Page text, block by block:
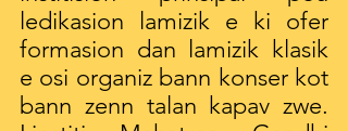
ledikasion lamizik e ki ofer
formasion dan lamizik klasik
e osi organiz bann konser kot
bann zenn talan kapav zwe.